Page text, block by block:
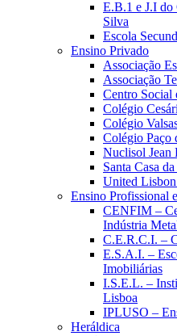
E.B.1 e J.I do
Silva
Escola
Ensino Privado
Associação
Associação
Centro Social
Colégio
Colégio
Colégio Paço
Nuclisol Jean
Santa Casa
United
Ensino Profissional
CENFIM –
Indústria
C.E.R.C.I. –
E.S.A.I. –
Imobiliárias
I.S.E.L. –
Lisboa
IPLUSO –
Heráldica